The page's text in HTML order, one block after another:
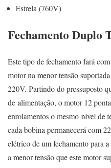
Estrela (760V)
Fechamento Duplo
Este tipo de fechamento fará
motor na menor tensão
220V. Partindo do pressuposto
de alimentação, o motor 12
enrolamentos o mesmo nível de
cada bobina permanecerá com
elétrico de um fechamento para
a menor tensão que este motor